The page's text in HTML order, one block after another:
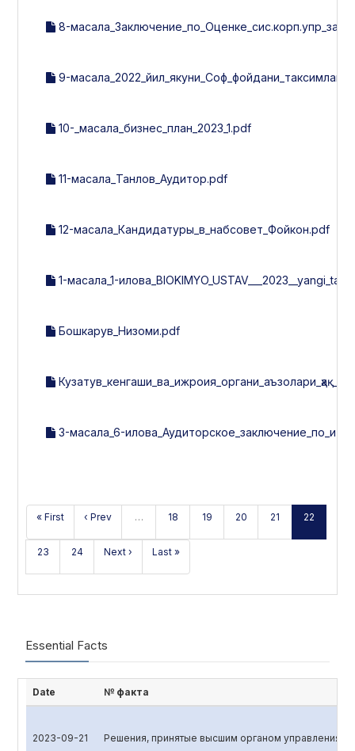
8-
9-
10-_масала_бизнес_план_2023_1.pdf
11-масала_Танлов_Аудитор.pdf
12-масала_Кандидатуры_в_набсовет_Фойкон.pdf
1-масала_1-
Бошкарув_Низоми.pdf
3-масала_6-
« First ‹ Prev … 18 19 20 21 22
23 24 Next › Last »
Essential Facts
Date № факта
2023-09-21 Решения, принятые высшим органом управления